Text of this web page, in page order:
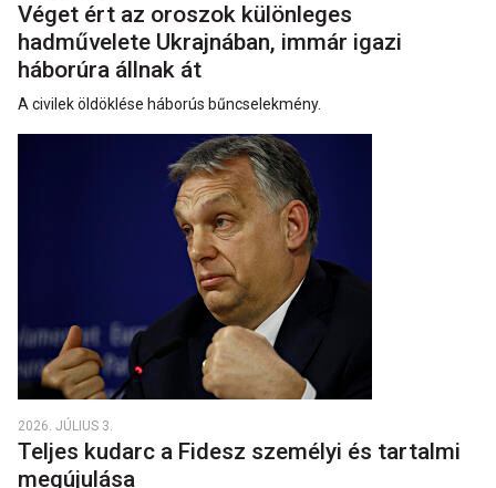
Véget ért az oroszok különleges
hadművelete Ukrajnában, immár igazi
háborúra állnak át
A civilek öldöklése háborús bűncselekmény.
2026. JÚLIUS 3.
Teljes kudarc a Fidesz személyi és tartalmi
megújulása